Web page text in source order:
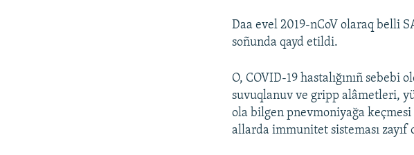
Daa evel 2019-nCoV olaraq belli
soñunda qayd etildi.
O, COVID-19 hastalığınıñ sebebi
suvuqlanuv ve gripp alâmetleri,
ola bilgen pnevmoniyağa
allarda immunitet sisteması